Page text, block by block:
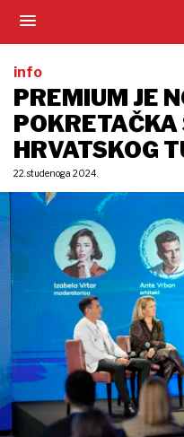
info
PREMIUM JE
POKRETAČKA
HRVATSKOG
22. studenoga 2024.